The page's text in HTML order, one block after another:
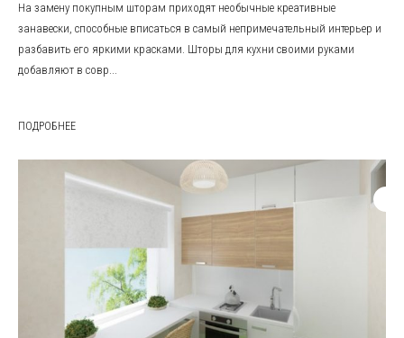
На замену покупным шторам приходят необычные креативные
занавески, способные вписаться в самый непримечательный интерьер и
разбавить его яркими красками. Шторы для кухни своими руками
добавляют в совр...
ПОДРОБНЕЕ